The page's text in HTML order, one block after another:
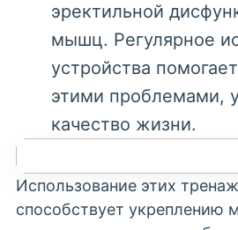
эректильной
мышц. Регулярное
устройства
этими проблемами,
качество жизни.
Использование этих
способствует укреплению